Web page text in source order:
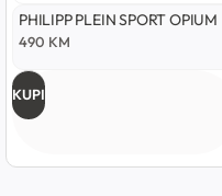
PHILIPP PLEIN SPORT OPIUM
490 KM
KUPI